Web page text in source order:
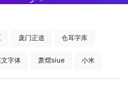
庞门正道 仓耳字库
字体 萧熠siue 小米